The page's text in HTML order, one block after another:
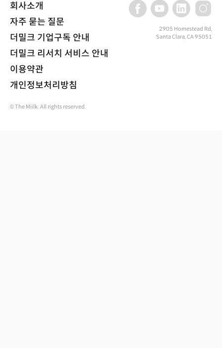
회사소개
자주 묻는 질문
더밀크 기업구독 안내
더밀크 리서치 서비스 안내
이용약관
개인정보처리방침
2905 Homestead Rd,
Santa Clara, CA 95051
© The Miilk. All rights reserved.